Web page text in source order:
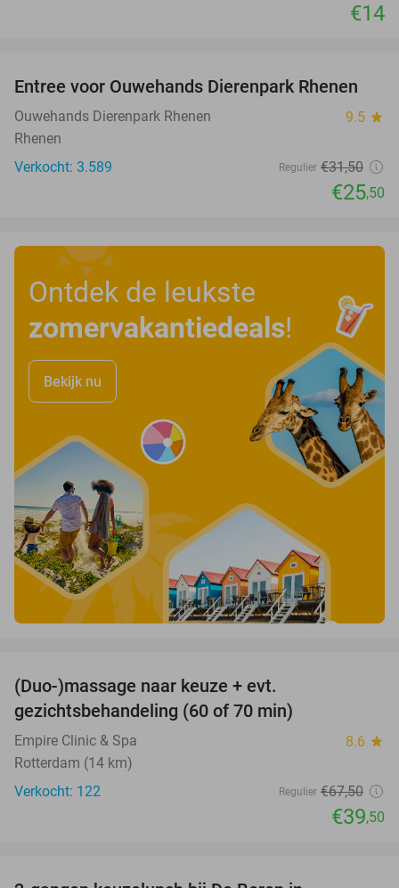
€14
19%
Entree voor Ouwehands Dierenpark Rhenen
Ouwehands Dierenpark Rhenen 9.5 star
Rhenen
Verkocht: 3.589
Regulier €31,50
€25,50
Ontdek de leukste
zomervakantiedeals!
Bekijk nu
(Duo-)massage naar keuze + evt.
gezichtsbehandeling (60 of 70 min)
Empire Clinic & Spa 8.6 star
Rotterdam (14 km)
Verkocht: 122
Regulier €67,50
€39,50